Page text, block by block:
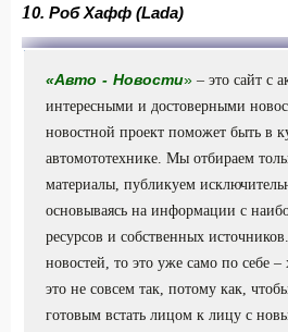
10. Роб Хафф (Lada)
«Авто -Новости» – это сайт с
интересными и достоверными
новостной проект поможет быть в
автомототехнике. Мы отбираем
материалы, публикуем
основываясь на информации с
ресурсов и собственных
новостей, то это уже само по себе
это не совсем так, потому как,
готовым встать лицом к лицу с